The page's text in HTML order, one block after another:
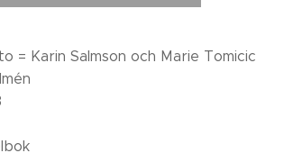
= Karin Salmson och Marie Tomicic